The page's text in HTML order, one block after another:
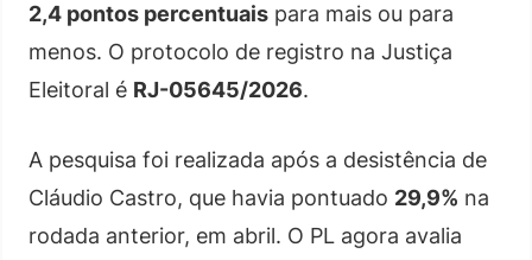
2,4 pontos percentuais para mais ou para
menos. O protocolo de registro na Justiça
Eleitoral é RJ-05645/2026.
A pesquisa foi realizada após a desistência de
Cláudio Castro, que havia pontuado 29,9% na
rodada anterior, em abril. O PL agora avalia